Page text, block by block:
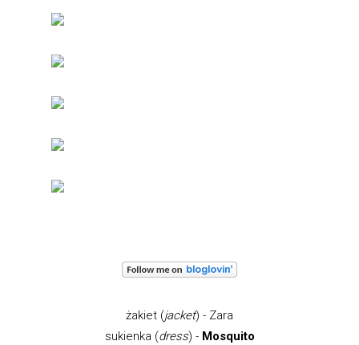
żakiet (jacket) - Zara
sukienka (dress) - Mosquito